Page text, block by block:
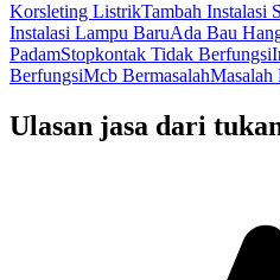
Korsleting ListrikTambah Instalasi
Instalasi Lampu BaruAda Bau
PadamStopkontak Tidak Berfungsi
BerfungsiMcb Bermasalah
Ulasan jasa dari